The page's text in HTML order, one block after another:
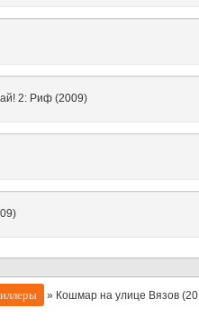
2: Риф (2009)
» Кошмар на улице Вязов